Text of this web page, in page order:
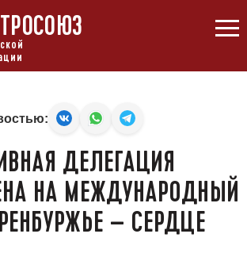
ДЕЛЕГАЦИЯ
НА МЕЖДУНАРОДНЫЙ
– СЕРДЦЕ